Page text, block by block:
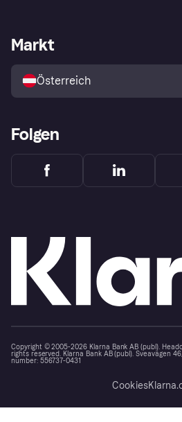
Shops entdecken
Händlerportal
Markt
Österreich
Folgen
Copyright © 2005-2026 Klarna Bank AB (publ).
rights reserved. Klarna Bank AB (publ). Sveavägen
number: 556737-0431
Cookies